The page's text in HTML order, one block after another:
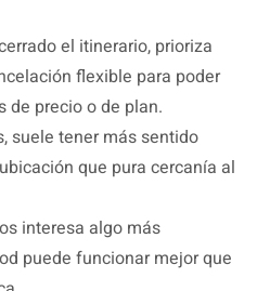
el itinerario, prioriza
flexible para poder
de precio o de plan.
suele tener más sentido
que pura cercanía al
interesa algo más
puede funcionar mejor que